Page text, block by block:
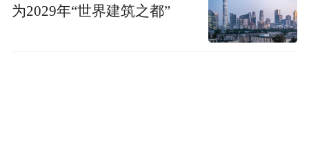
为2029年“世界建筑之都”